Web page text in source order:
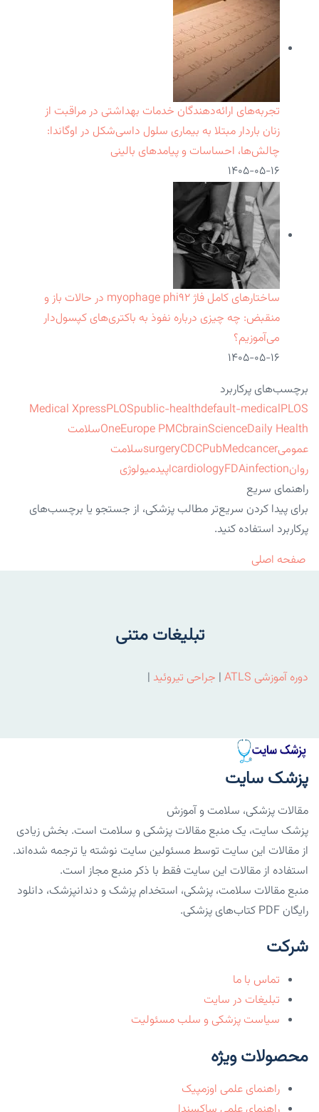
تجربه‌های ارائه‌دهندگان خدمات بهداشتی در مراقبت از
زنان باردار مبتلا به بیماری سلول داسی‌شکل در اوگاندا:
چالش‌ها، احساسات و پیامدهای بالینی
۱۴۰۵-۰۵-۱۶
ساختارهای کامل فاژ myophage phi۹۲ در حالات باز و
منقبض: چه چیزی درباره نفوذ به باکتری‌های کپسول‌دار
می‌آموزیم؟
۱۴۰۵-۰۵-۱۶
برچسب‌های پرکاربرد
Medical XpressPLOSpublic-healthdefault-medicalPLOS
OneEurope PMCbrainScienceDaily Health
سلامت
عمومی
surgeryCDCPubMedcancer
سلامت
روان
cardiologyFDAinfection
اپیدمیولوژی
راهنمای سریع
برای پیدا کردن سریع‌تر مطالب پزشکی، از جستجو یا برچسب‌های
پرکاربرد استفاده کنید.
صفحه اصلی
تبلیغات متنی
دوره آموزشی ATLS | جراحی تیروئید |
پزشک سایت
مقالات پزشکی، سلامت و آموزش
پزشک سایت، یک منبع مقالات پزشکی و سلامت است. بخش زیادی
از مقالات این سایت توسط مسئولین سایت نوشته یا ترجمه شده‌اند.
استفاده از مقالات این سایت فقط با ذکر منبع مجاز است.
منبع مقالات سلامت، پزشکی، استخدام پزشک و دندانپزشک، دانلود
رایگان PDF کتاب‌های پزشکی.
شرکت
تماس با ما
تبلیغات در سایت
سیاست پزشکی و سلب مسئولیت
محصولات ویژه
راهنمای علمی اوزمپیک